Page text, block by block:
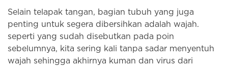
Selain telapak tangan, bagian tubuh yang juga
penting untuk segera dibersihkan adalah wajah.
seperti yang sudah disebutkan pada poin
sebelumnya, kita sering kali tanpa sadar menyentuh
wajah sehingga akhirnya kuman dan virus dari